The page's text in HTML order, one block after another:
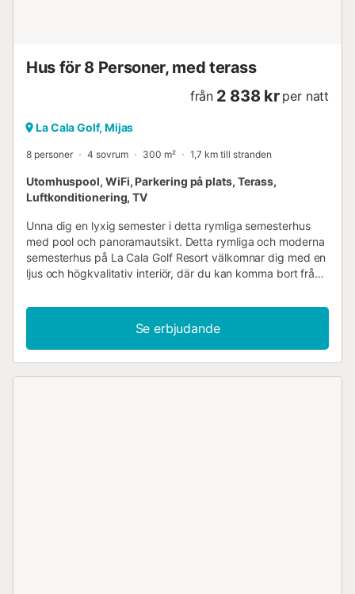
Hus för 8 Personer, med terass
från 2 838 kr per natt
La Cala Golf, Mijas
8 personer 4 sovrum 300 m² 1,7 km till stranden
Utomhuspool, WiFi, Parkering på plats, Terass,
Luftkonditionering, TV
Unna dig en lyxig semester i detta rymliga semesterhus
med pool och panoramautsikt. Detta rymliga och moderna
semesterhus på La Cala Golf Resort välkomnar dig med en
ljus och högkvalitativ interiör, där du kan komma bort från
kulinariska höjdpunkter och slå dig ner i den mysiga
matplatsen. Gör dig bekväm i den mysiga soffan för
stimulerande samtal och streama en spännande serie efter
en lång dag. På din eleganta terrass kan du njuta av en
Se erbjudande